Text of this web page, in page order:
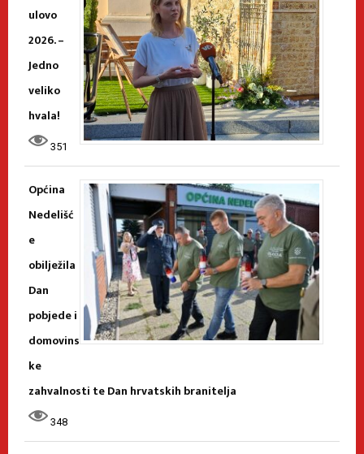
ulovo
2026. –
Jedno
veliko
hvala!
351
Općina
Nedelišć
e
obilježila
Dan
pobjede i
domovins
ke
zahvalnosti te Dan hrvatskih branitelja
348